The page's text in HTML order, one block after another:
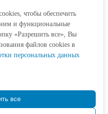
чтобы обеспечить
ним и функциональные
«Разрешить все», Вы
файлов cookies в
персональных данных
все